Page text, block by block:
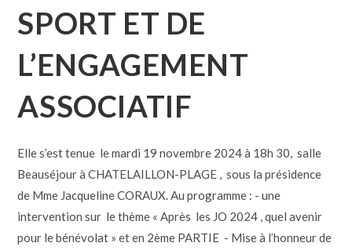
SPORT ET DE
L’ENGAGEMENT
ASSOCIATIF
Elle s’est tenue le mardi 19 novembre 2024 à 18h 30, salle
Beauséjour à CHATELAILLON-PLAGE , sous la présidence
de Mme Jacqueline CORAUX. Au programme : - une
intervention sur le thème « Après les JO 2024 , quel avenir
pour le bénévolat » et en 2ème PARTIE - Mise à l’honneur de